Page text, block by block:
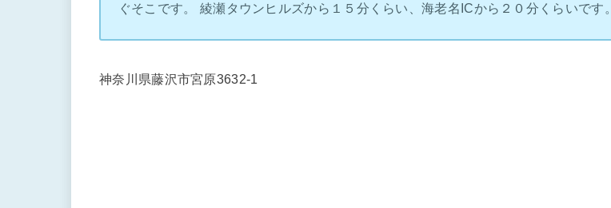
ぐそこです。 綾瀬タウンヒルズから１５分くらい、海老名ICから２０分くらいです。
神奈川県藤沢市宮原3632-1